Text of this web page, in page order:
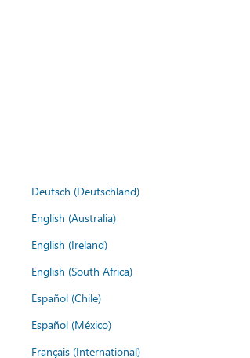
Deutsch (Deutschland)
English (Australia)
English (Ireland)
English (South Africa)
Español (Chile)
Español (México)
Français (International)